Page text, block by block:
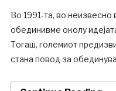
Во 1991-та, во неизвесно
обединивме околу
Тогаш, големиот
стана повод за